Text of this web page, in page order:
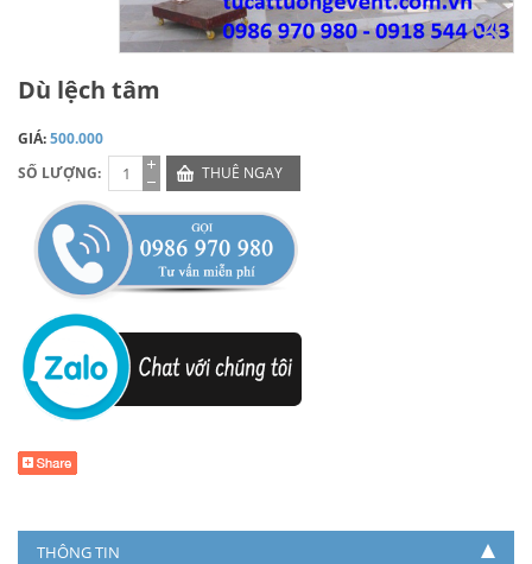
Dù lệch tâm
GIÁ:500.000
SỐ LƯỢNG:
THUÊ NGAY
THÔNG TIN